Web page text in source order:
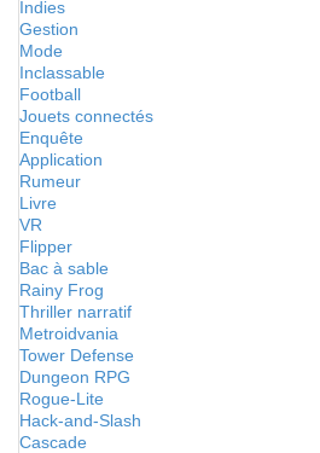
Indies
Gestion
Mode
Inclassable
Football
Jouets connectés
Enquête
Application
Rumeur
Livre
VR
Flipper
Bac à sable
Rainy Frog
Thriller narratif
Metroidvania
Tower Defense
Dungeon RPG
Rogue-Lite
Hack-and-Slash
Cascade